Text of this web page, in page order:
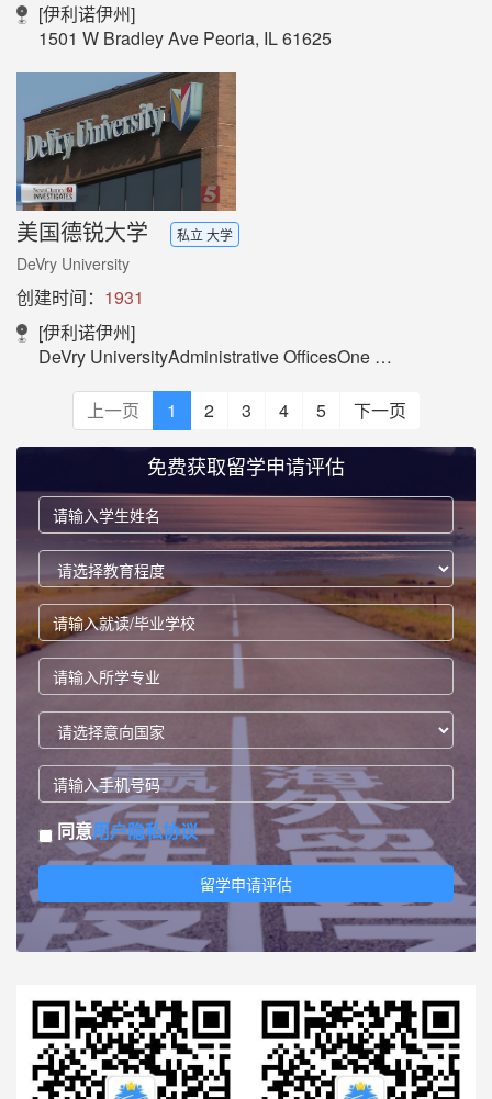
[伊利诺伊州]
1501 W Bradley Ave Peoria, IL 61625
美国德锐大学 私立 大学
DeVry University
创建时间： 1931
[伊利诺伊州]
DeVry UniversityAdministrative OfficesOne Tower LaneOakbrook Terrace, IL 60181United States
上一页 1 2 3 4 5 下一页
免费获取留学申请评估
同意用户隐私协议
留学申请评估